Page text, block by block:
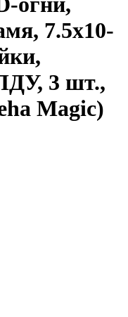
7.5х10-
3 шт.,
Magic)